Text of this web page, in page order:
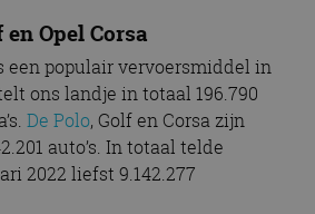
Opel Corsa
een populair vervoersmiddel in
ons landje in totaal 196.790
De Polo, Golf en Corsa zijn
auto’s. In totaal telde
2022 liefst 9.142.277